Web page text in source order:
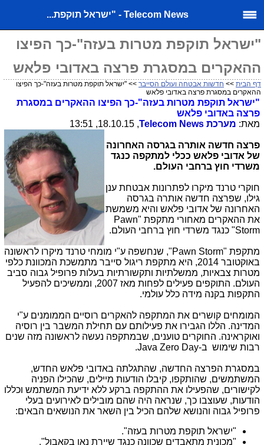
Telecom News - "ישראל תוקפת...
"ישראל תוקפת מטרות בעזה"-כך הפיצו
ההאקרים במסגרת פרצה באדובי פלאש
דף הבית >> חדשות אבטחה ועולם הסייבר >> "ישראל תוקפת מטרות בעזה"-כך הפיצו
ההאקרים במסגרת פרצה באדובי פלאש
"ישראל תוקפת מטרות בעזה"-כך הפיצו ההאקרים במסגרת
פרצה באדובי פלאש
מאת: מערכת Telecom News
, 18.10.15, 13:51
פרצה חדשה אותרה בגרסה האחרונה
של אדובי פלאש ככלי למתקפה כנגד
משרדי חוץ ברחבי העולם.
חוקרי טרנד מיקרו לפתרונות אבטחת ענן
גילו, שפרצה חדשה אותרה בגרסה
האחרונה של אדובי פלאש והיא משמשת
את ההאקרים מאחורי מתקפת "Pawn
Storm" כנגד משרדי חוץ ברחבי העולם.
מתקפת "Pawn Storm", שנחשפה ע"י מומחי טרנד מיקרו לראשונה
באוקטובר 2014, היא מתקפת ריגול סייבר מתמשכת המכוונת כלפי
מטרות צבאיות, ממשלתיות ותקשורתיות בעלות פרופיל גבוה סביב
העולם. התוקפים פעילים לפחות מאז 2007, וממשיכים להפעיל
התקפות בקנה מידה כלל עולמי.
המומחים קושרים את המתקפה להאקרים רוסיים הממומנים ע"י
המדינה. הללו הגבירו את פעילותם עם תחילת המשבר בין רוסיה
ואוקראינה. החוקרים טוענים, שבמתקפה נעשה לראשונה מזה שנים
רבות שימוש ב-Zero Day
Java
.
במסגרת הפרצה החדשה, שהתגלתה באדובי פלאש החדש,
המשתמשים, שהותקפו, קיבלו הודעות מיילים, שהכילו הפניה
לקישורים, שהפעילו את ההתקפה ברקע ללא ידיעת המשתמש וכללו
הודעות, שעוצבו כך, שנראה היה שהם מובילים לאירועים בעלי
פרופיל גבוה והנושא שלהם הכיל בין השאר את הנושאים הבאים:
"ישראל תוקפת מטרות בעזה".
"מכונית מתאבדים שכוונה כנגד שיירת נאו בקאבול".